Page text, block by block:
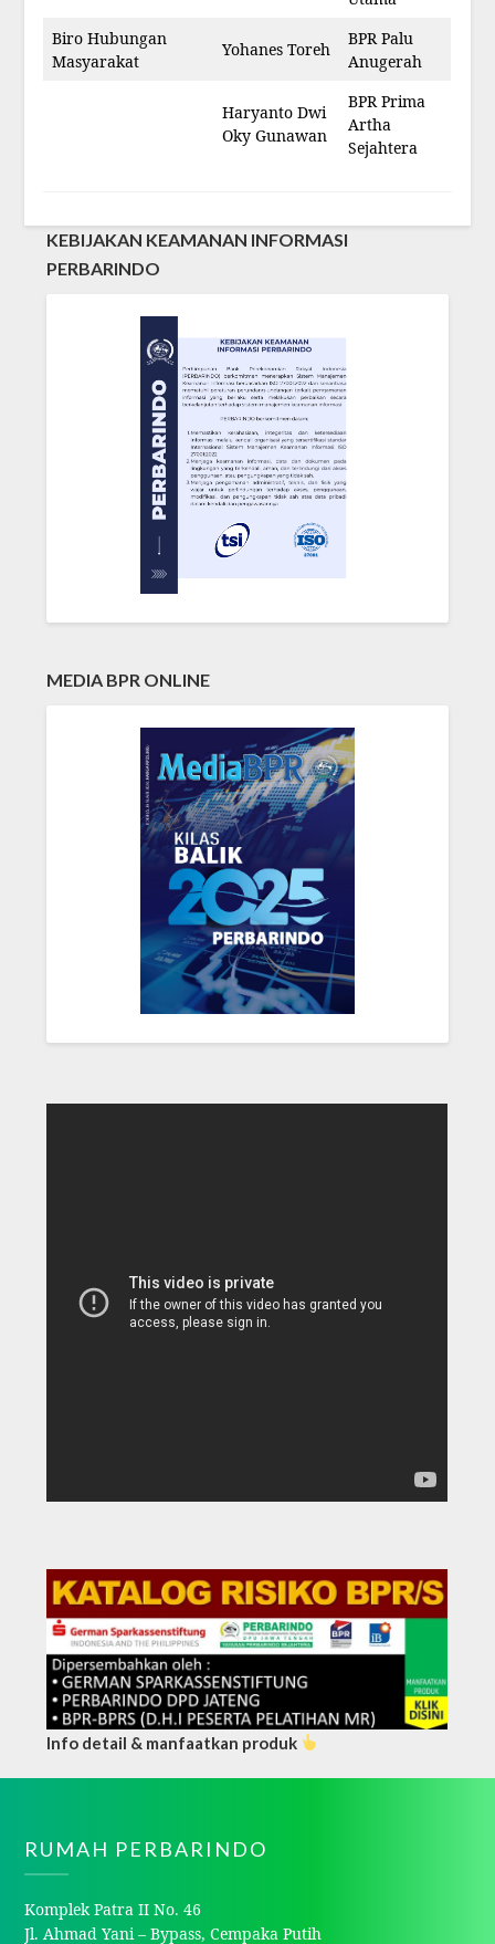
Biro Hubungan
Masyarakat
Yohanes Toreh
BPR Palu
Anugerah
Haryanto Dwi
Oky Gunawan
BPR Prima
Artha
Sejahtera
KEBIJAKAN KEAMANAN INFORMASI
PERBARINDO
MEDIA BPR ONLINE
Info detail & manfaatkan produk
RUMAH PERBARINDO
Komplek Patra II No. 46
Jl. Ahmad Yani – Bypass, Cempaka Putih